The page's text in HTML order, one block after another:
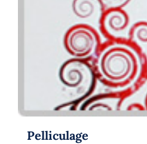
Pelliculage